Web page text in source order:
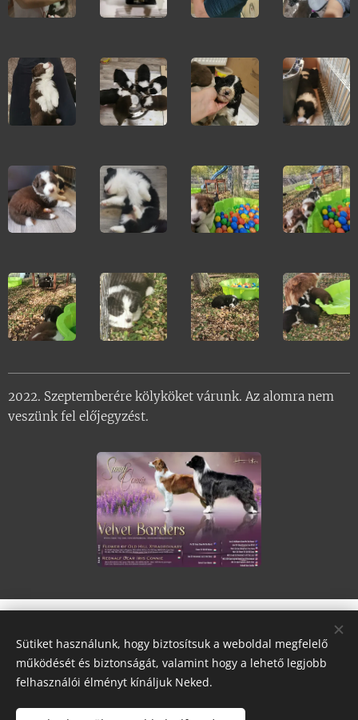
2022. Szeptemberére kölyköket várunk. Az alomra nem
veszünk fel előjegyzést.
Velvet Borders, 2750 Nagykőrös,
Nagyerdő dűlő 4.
A honlapunkon szereplő képanyagok a saját tulajdonunkat
képezik, azok felhasználásához semmilyen formában nem
Sütiket használunk, hogy biztosítsuk a weboldal megfelelő
működését és biztonságát, valamint hogy a lehető legjobb
felhasználói élményt kínáljuk Neked.